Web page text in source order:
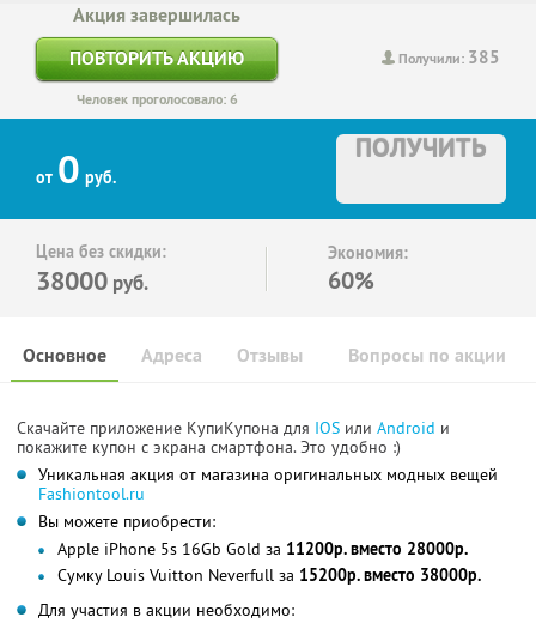
Получили: 385
Акция завершилась
ПОВТОРИТЬ АКЦИЮ
Человек проголосовало: 6
от 0 руб.
ПОЛУЧИТЬ
Цена без скидки:
38000 руб.
Экономия:
60%
Основное Отзывы Вопросы по акции
Адреса
Скачайте приложение КупиКупона для IOS или Android и
покажите купон с экрана смартфона. Это удобно :)
Уникальная акция от магазина оригинальных модных вещей
Fashiontool.ru
Вы можете приобрести:
Apple iPhone 5s 16Gb Gold за 11200р. вместо 28000р.
Сумку Louis Vuitton Neverfull за 15200р. вместо 38000р.
Для участия в акции необходимо: